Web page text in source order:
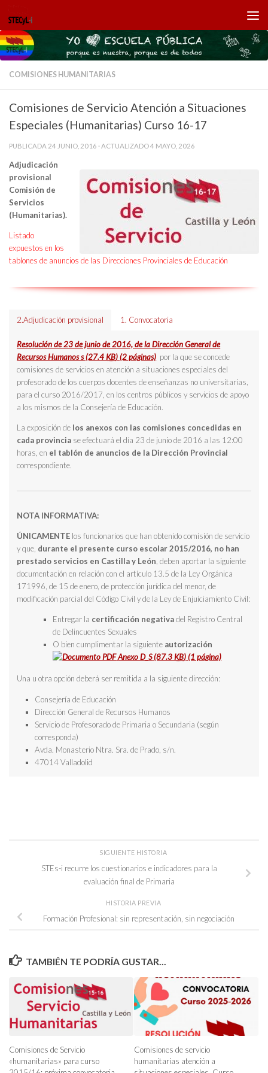
Saltar al contenido
COMISIONES HUMANITARIAS
Comisiones de Servicio Atención a Situaciones
Especiales (Humanitarias) Curso 16-17
PUBLICADA 24 JUNIO, 2016 · ACTUALIZADO4 MAYO, 2026
Adjudicación
provisional
Comisión de
Servicios
(Humanitarias).
Listado
expuestos en los
tablones de anuncios de las Direcciones Provinciales de Educación
2.Adjudicación provisional 1. Convocatoria
Resolución de 23 de junio de 2016, de la Dirección General de
Recursos Humanos s(27.4KB)(2 páginas) por la que se concede
comisiones de servicios en atención a situaciones especiales del
profesorado de los cuerpos docentes de enseñanzas no universitarias,
para el curso 2016/2017, en los centros públicos y servicios de apoyo
a los mismos de la Consejería de Educación.
La exposición de los anexos con las comisiones concedidas en
cada provincia se efectuará el día 23 de junio de 2016 a las 12:00
horas, en el tablón de anuncios de la Dirección Provincial
correspondiente.
NOTA INFORMATIVA:
ÚNICAMENTE los funcionarios que han obtenido comisión de servicio
y que, durante el presente curso escolar 2015/2016, no han
prestado servicios en Castilla y León , deben aportar la siguiente
documentación en relación con el artículo 13.5 de la Ley Orgánica
171996, de 15 de enero, de protección jurídica del menor, de
modificación parcial del Código Civil y de la Ley de Enjuiciamiento Civil:
Entregar la certificación negativadel Registro Central
de Delincuentes Sexuales
O bien cumplimentar la siguiente autorización
Anexo D_S(87.3KB)(1 página)
Una u otra opcióndeberá ser remitida a la siguiente dirección:
Consejería de Educación
Dirección General de Recursos Humanos
Servicio de Profesorado de Primaria o Secundaria (según
corresponda)
Avda. Monasterio Ntra. Sra. de Prado, s/n.
47014 Valladolid
SIGUIENTE HISTORIA
STEs-i recurre los cuestionarios e indicadores para la
evaluación final de Primaria
HISTORIA PREVIA
Formación Profesional: sin representación, sin negociación
TAMBIÉN TE PODRÍA GUSTAR...
Comisiones de Servicio
«humanitarias» para curso
Comisiones de servicio
humanitarias atención a